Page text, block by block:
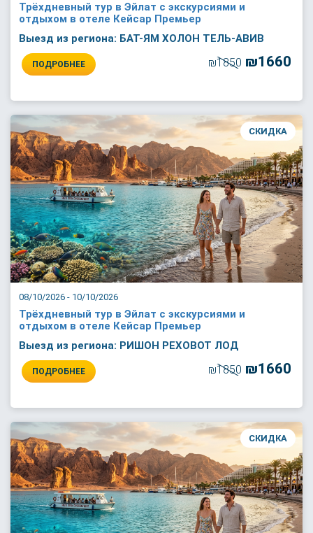
Трёхдневный тур в Эйлат с экскурсиями и
отдыхом в отеле Кейсар Премьер
Выезд из региона: БАТ-ЯМ ХОЛОН ТЕЛЬ-АВИВ
ПОДРОБНЕЕ ₪1850 ₪1660
08/10/2026 - 10/10/2026
СКИДКА
Трёхдневный тур в Эйлат с экскурсиями и
отдыхом в отеле Кейсар Премьер
Выезд из региона: РИШОН РЕХОВОТ ЛОД
ПОДРОБНЕЕ ₪1850 ₪1660
СКИДКА